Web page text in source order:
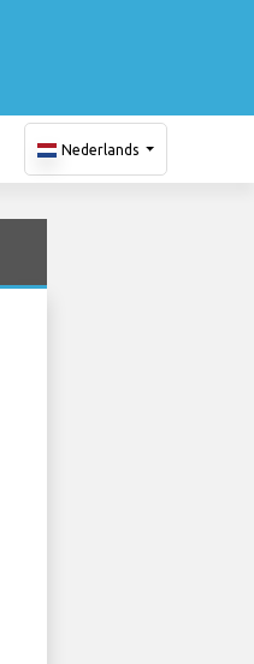
Nederlands